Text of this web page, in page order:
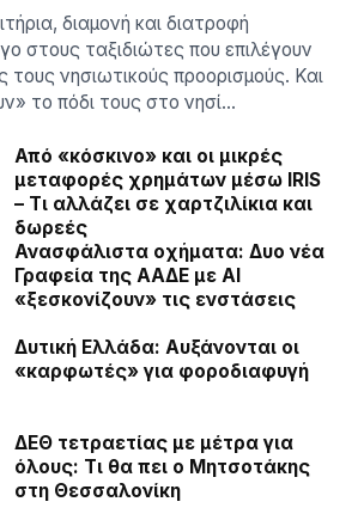
διαμονή και διατροφή
στους ταξιδιώτες που επιλέγουν
τους νησιωτικούς προορισμούς. Και
το πόδι τους στο νησί…
Από «κόσκινο» και οι μικρές
μεταφορές χρημάτων μέσω IRIS
– Τι αλλάζει σε χαρτζιλίκια και
δωρεές
Ανασφάλιστα οχήματα: Δυο νέα
Γραφεία της ΑΑΔΕ με ΑΙ
«ξεσκονίζουν» τις ενστάσεις
Δυτική Ελλάδα: Αυξάνονται οι
«καρφωτές» για φοροδιαφυγή
ΔΕΘ τετραετίας με μέτρα για
όλους: Τι θα πει ο Μητσοτάκης
στη Θεσσαλονίκη